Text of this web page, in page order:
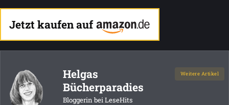
Jetzt kaufen auf
Helgas
Bücherparadies
Bloggerin bei LeseHits
Weitere Artikel